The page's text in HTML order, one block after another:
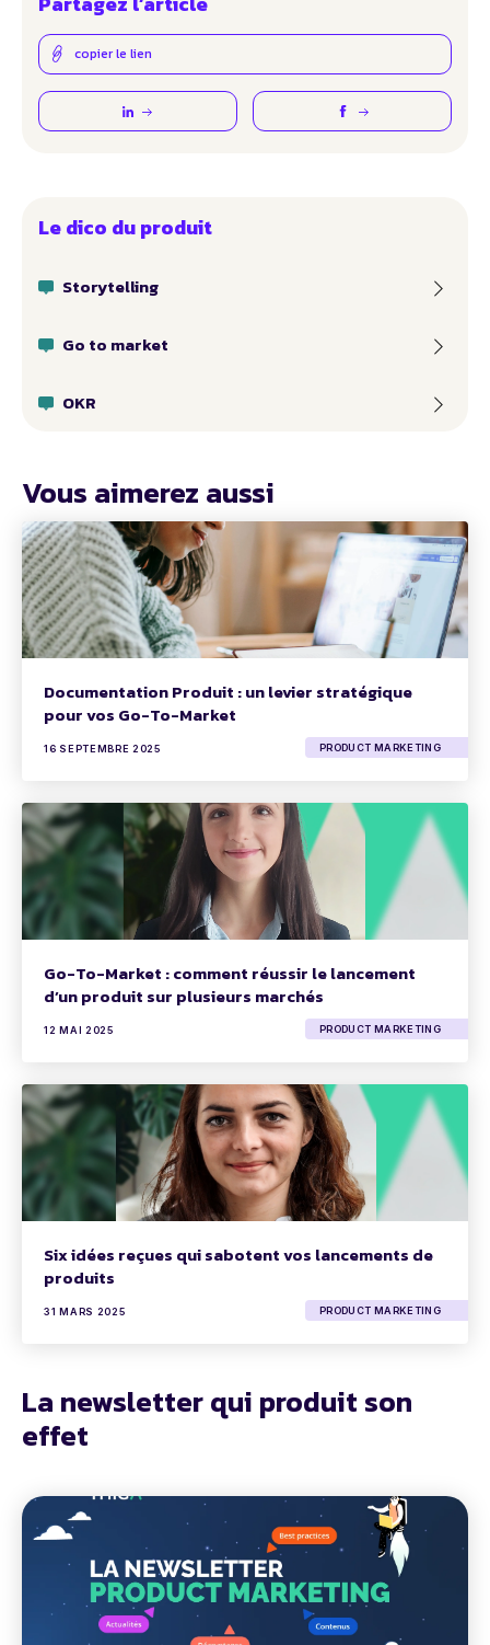
copier le lien
Le dico du produit
Storytelling
Go to market
OKR
Vous aimerez aussi
Documentation Produit : un levier stratégique
pour vos Go-To-Market
16 SEPTEMBRE 2025 PRODUCT MARKETING
Go-To-Market : comment réussir le lancement
d’un produit sur plusieurs marchés
12 MAI 2025 PRODUCT MARKETING
Six idées reçues qui sabotent vos lancements de
produits
31 MARS 2025 PRODUCT MARKETING
La newsletter qui produit son
effet